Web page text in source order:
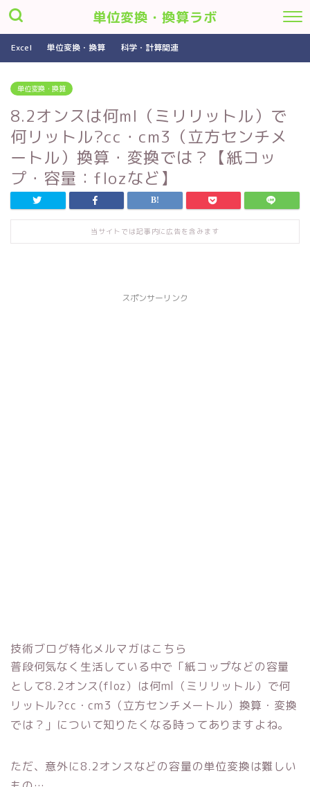
単位変換・換算ラボ
Excel 単位変換・換算 科学・計算関連
単位変換・換算
8.2オンスは何ml（ミリリットル）で
何リットル?cc・cm3（立方センチメ
ートル）換算・変換では？【紙コッ
プ・容量：flozなど】
当サイトでは記事内に広告を含みます
スポンサーリンク
技術ブログ特化メルマガはこちら
普段何気なく生活している中で「紙コップなどの容量
として8.2オンス(floz）は何ml（ミリリットル）で何
リットル?cc・cm3（立方センチメートル）換算・変換
では？」について知りたくなる時ってありますよね。
ただ、意外に8.2オンスなどの容量の単位変換は難しい